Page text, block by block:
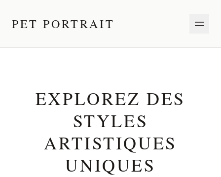
PET PORTRAIT
EXPLOREZ DES
STYLES
ARTISTIQUES
UNIQUES